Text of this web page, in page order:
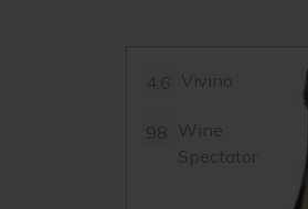
Vivino
Wine
Spectator